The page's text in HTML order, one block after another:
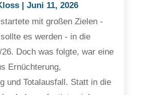
| Juni 11, 2026
mit großen Zielen -
es werden - in die
26. Doch was folgte, war eine
Ernüchterung,
und Totalausfall. Statt in die